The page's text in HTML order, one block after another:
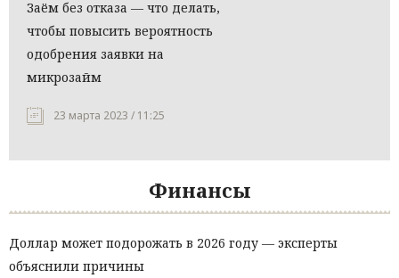
Заём без отказа — что делать,
чтобы повысить вероятность
одобрения заявки на
микрозайм
23 марта 2023 / 11:25
Финансы
Доллар может подорожать в 2026 году — эксперты
объяснили причины